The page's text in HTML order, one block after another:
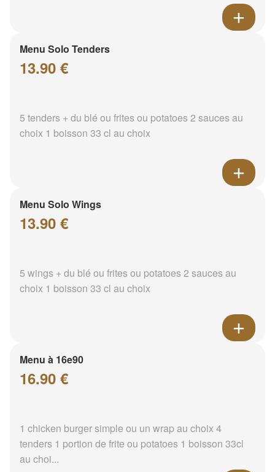
Menu Solo Tenders
13.90 €
5 tenders + du blé ou frites ou potatoes 2 sauces au
choix 1 boisson 33 cl au choix
Menu Solo Wings
13.90 €
5 wings + du blé ou frites ou potatoes 2 sauces au
choix 1 boisson 33 cl au choix
Menu à 16e90
16.90 €
1 chicken burger simple ou un wrap au choix 4
tenders 1 portion de frite ou potatoes 1 boisson 33cl
au choi...